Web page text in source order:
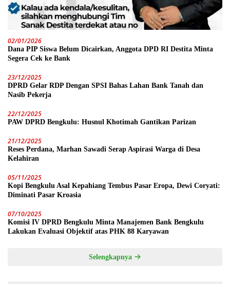
02/01/2026
Dana PIP Siswa Belum Dicairkan, Anggota DPD RI Destita Minta
Segera Cek ke Bank
23/12/2025
DPRD Gelar RDP Dengan SPSI Bahas Lahan Bank Tanah dan
Nasib Pekerja
22/12/2025
PAW DPRD Bengkulu: Husnul Khotimah Gantikan Parizan
21/12/2025
Reses Perdana, Marhan Sawadi Serap Aspirasi Warga di Desa
Kelahiran
05/11/2025
Kopi Bengkulu Asal Kepahiang Tembus Pasar Eropa, Dewi Coryati:
Diminati Pasar Kroasia
07/10/2025
Komisi IV DPRD Bengkulu Minta Manajemen Bank Bengkulu
Lakukan Evaluasi Objektif atas PHK 88 Karyawan
Selengkapnya